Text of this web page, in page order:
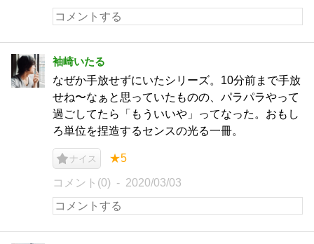
袖崎いたる
なぜか手放せずにいたシリーズ。10分前まで手放
せね〜なぁと思っていたものの、パラパラやって
過ごしてたら「もういいや」ってなった。おもし
ろ単位を捏造するセンスの光る一冊。
ナイス ★5
コメント(0) 2020/03/03